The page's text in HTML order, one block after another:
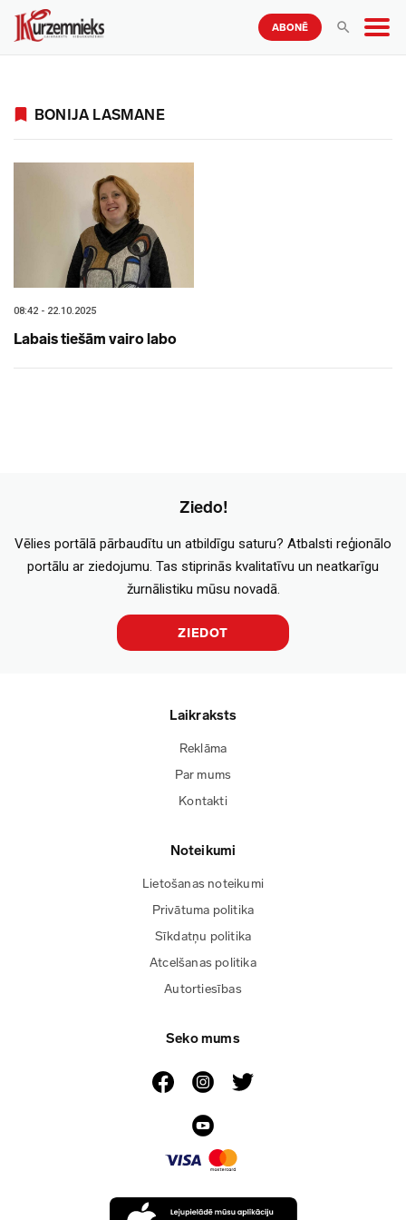
ABONĒ
BONIJA LASMANE
08:42 - 22.10.2025
Labais tiešām vairo labo
Ziedo!
Vēlies portālā pārbaudītu un atbildīgu saturu? Atbalsti reģionālo
portālu ar ziedojumu. Tas stiprinās kvalitatīvu un neatkarīgu
žurnālistiku mūsu novadā.
ZIEDOT
Laikraksts
Reklāma
Par mums
Kontakti
Noteikumi
Lietošanas noteikumi
Privātuma politika
Sīkdatņu politika
Atcelšanas politika
Autortiesības
Seko mums